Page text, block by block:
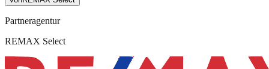
Partneragentur
REMAX Select